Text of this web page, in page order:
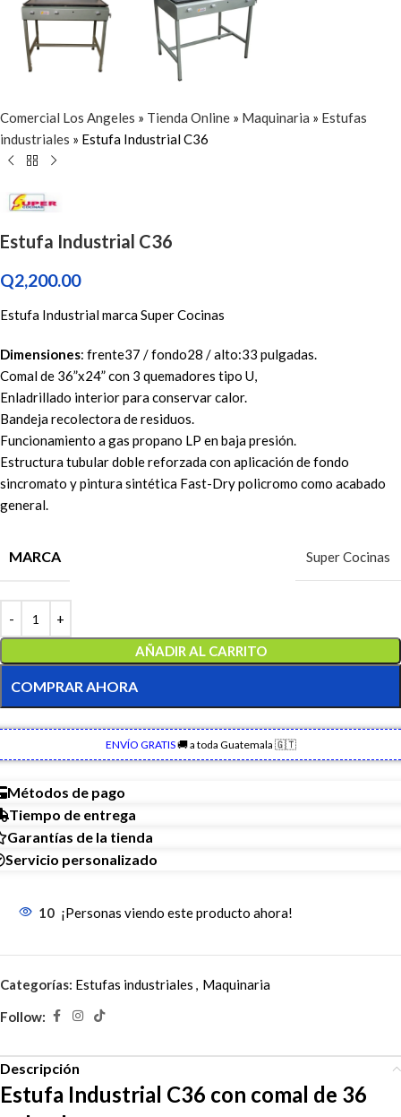
Comercial Los Angeles » Tienda Online » Maquinaria » Estufas
industriales » Estufa Industrial C36
Estufa Industrial C36
Q2,200.00
Estufa Industrial marca Super Cocinas
Dimensiones: frente37 / fondo28 / alto:33 pulgadas.
Comal de 36”x24” con 3 quemadores tipo U,
Enladrillado interior para conservar calor.
Bandeja recolectora de residuos.
Funcionamiento a gas propano LP en baja presión.
Estructura tubular doble reforzada con aplicación de fondo
sincromato y pintura sintética Fast-Dry policromo como acabado
general.
MARCA Super Cocinas
AÑADIR AL CARRITO
COMPRAR AHORA
ENVÍO GRATIS🚚 a toda Guatemala 🇬🇹
Métodos de pago
Tiempo de entrega
Garantías de la tienda
Servicio personalizado
10 ¡Personas viendo este producto ahora!
Categorías: Estufas industriales , Maquinaria
Follow:
Descripción
Estufa Industrial C36 con comal de 36